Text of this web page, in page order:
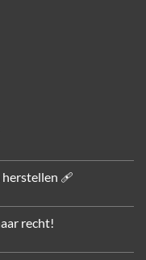
🩹
recht!